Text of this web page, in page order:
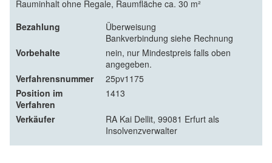
Rauminhalt ohne Regale, Raumfläche ca. 30 m²
Bezahlung
Überweisung
Bankverbindung siehe Rechnung
Vorbehalte
nein, nur Mindestpreis falls oben
angegeben.
Verfahrensnummer
25pv1175
Position im
Verfahren
1413
Verkäufer
RA Kai Dellit, 99081 Erfurt als
Insolvenzverwalter